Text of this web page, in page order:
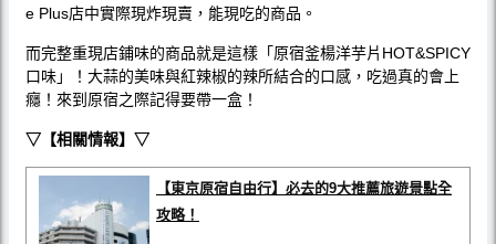
e Plus店中實際現炸現賣，能現吃的商品。
而完整重現店鋪味的商品就是這樣「原宿釜楊洋芋片HOT&SPICY
口味」！大蒜的美味與紅辣椒的辣所結合的口感，吃過真的會上
癮！來到原宿之際記得要帶一盒！
▽【相關情報】▽
【東京原宿自由行】必去的9大推薦旅遊景點全
攻略！